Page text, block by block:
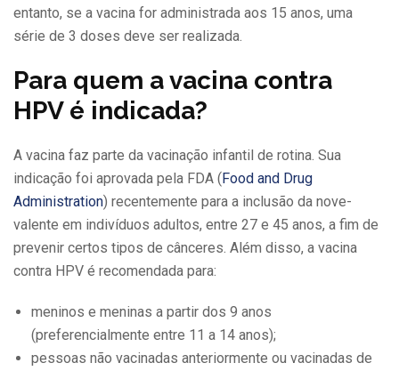
entanto, se a vacina for administrada aos 15 anos, uma
série de 3 doses deve ser realizada.
Para quem a vacina contra
HPV é indicada?
A vacina faz parte da vacinação infantil de rotina. Sua
indicação foi aprovada pela FDA (Food and Drug
Administration) recentemente para a inclusão da nove-
valente em indivíduos adultos, entre 27 e 45 anos, a fim de
prevenir certos tipos de cânceres. Além disso, a vacina
contra HPV é recomendada para:
meninos e meninas a partir dos 9 anos
(preferencialmente entre 11 a 14 anos);
pessoas não vacinadas anteriormente ou vacinadas de